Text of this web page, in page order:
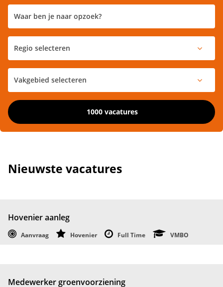
1000 vacatures
Nieuwste vacatures
Hovenier aanleg
Aanvraag Hovenier Full Time VMBO
Medewerker groenvoorziening